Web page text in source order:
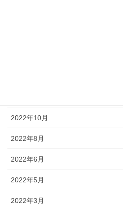
2022年10月
2022年8月
2022年6月
2022年5月
2022年3月